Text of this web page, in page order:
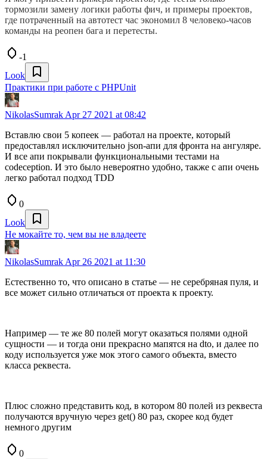
тормозили замену логики работы фич, и примеры проектов,
где потраченный на автотест час экономил 8 человеко-часов
команды на реопен бага и перетесты.
-1
Look
Практики при работе с PHPUnit
NikolasSumrak Apr 27 2021 at 08:42
Вставлю свои 5 копеек — работал на проекте, который
предоставлял исключительно json-апи для фронта на ангуляре.
И все апи покрывали функциональными тестами на
codeception. И это было невероятно удобно, также с апи очень
легко работал подход TDD
0
Look
Не мокайте то, чем вы не владеете
NikolasSumrak Apr 26 2021 at 11:30
Естественно то, что описано в статье — не серебряная пуля, и
все может сильно отличаться от проекта к проекту.
Например — те же 80 полей могут оказаться полями одной
сущности — и тогда они прекрасно мапятся на dto, и далее по
коду используется уже мок этого самого объекта, вместо
класса реквеста.
Плюс сложно представить код, в котором 80 полей из реквеста
получаются вручную через get() 80 раз, скорее код будет
немного другим
0